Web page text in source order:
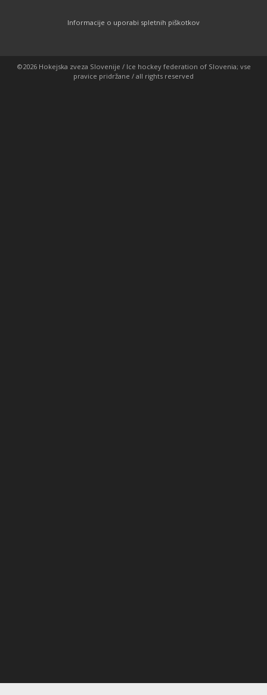
Informacije o uporabi spletnih piškotkov
©2026 Hokejska zveza Slovenije / Ice hockey federation of Slovenia; vse
pravice pridržane / all rights reserved